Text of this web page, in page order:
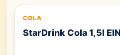
COLA
StarDrink Cola 1,5l